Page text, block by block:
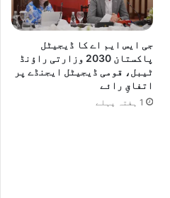
جی ایس ایم اے کا ڈیجیٹل
پاکستان 2030 وزارتی راؤنڈ
ٹیبل، قومی ڈیجیٹل ایجنڈے پر
اتفاقِ رائے
1 ہفتہ پہلے